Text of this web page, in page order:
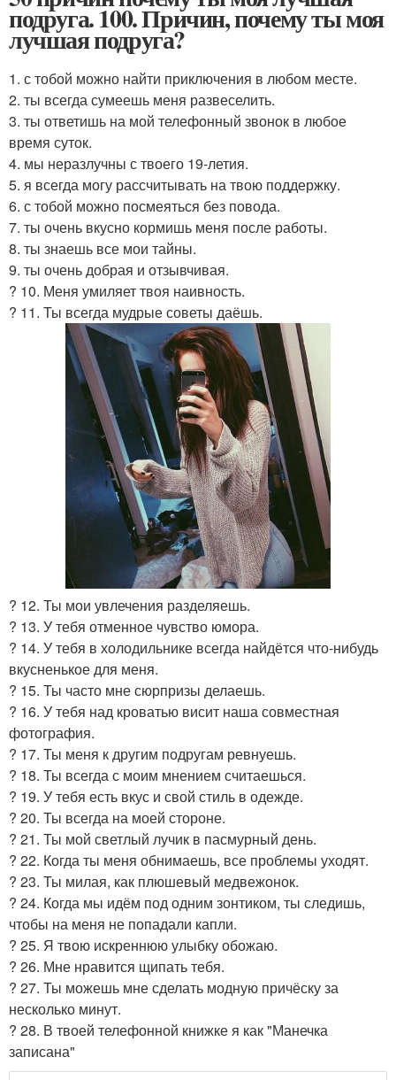
подруга. 100. Причин, почему ты моя
лучшая подруга?
1. с тобой можно найти приключения в любом месте.
2. ты всегда сумеешь меня развеселить.
3. ты ответишь на мой телефонный звонок в любое
время суток.
4. мы неразлучны с твоего 19-летия.
5. я всегда могу рассчитывать на твою поддержку.
6. с тобой можно посмеяться без повода.
7. ты очень вкусно кормишь меня после работы.
8. ты знаешь все мои тайны.
9. ты очень добрая и отзывчивая.
? 10. Меня умиляет твоя наивность.
? 11. Ты всегда мудрые советы даёшь.
? 12. Ты мои увлечения разделяешь.
? 13. У тебя отменное чувство юмора.
? 14. У тебя в холодильнике всегда найдётся что-нибудь
вкусненькое для меня.
? 15. Ты часто мне сюрпризы делаешь.
? 16. У тебя над кроватью висит наша совместная
фотография.
? 17. Ты меня к другим подругам ревнуешь.
? 18. Ты всегда с моим мнением считаешься.
? 19. У тебя есть вкус и свой стиль в одежде.
? 20. Ты всегда на моей стороне.
? 21. Ты мой светлый лучик в пасмурный день.
? 22. Когда ты меня обнимаешь, все проблемы уходят.
? 23. Ты милая, как плюшевый медвежонок.
? 24. Когда мы идём под одним зонтиком, ты следишь,
чтобы на меня не попадали капли.
? 25. Я твою искреннюю улыбку обожаю.
? 26. Мне нравится щипать тебя.
? 27. Ты можешь мне сделать модную причёску за
несколько минут.
? 28. В твоей телефонной книжке я как "Манечка
записана"